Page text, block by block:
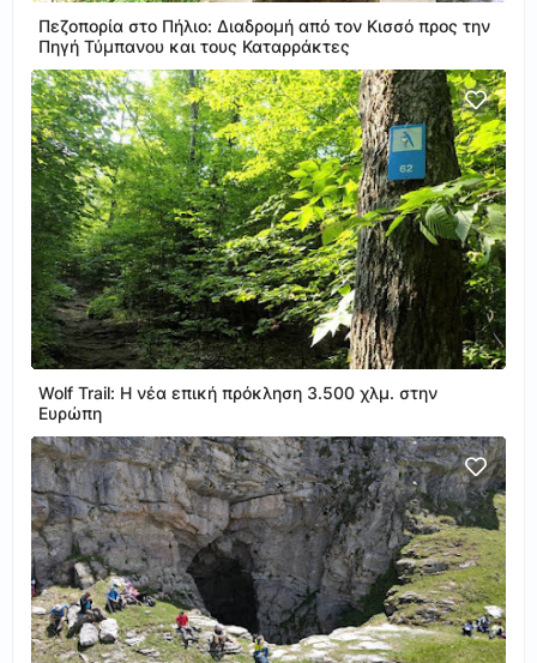
Πεζοπορία στο Πήλιο: Διαδρομή από τον Κισσό προς την
Πηγή Τύμπανου και τους Καταρράκτες
Wolf Trail: Η νέα επική πρόκληση 3.500 χλμ. στην
Ευρώπη